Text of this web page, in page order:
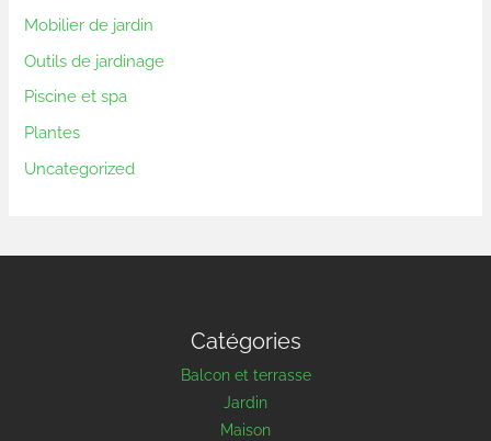
Mobilier de jardin
Outils de jardinage
Piscine et spa
Plantes
Uncategorized
Catégories
Balcon et terrasse
Jardin
Maison